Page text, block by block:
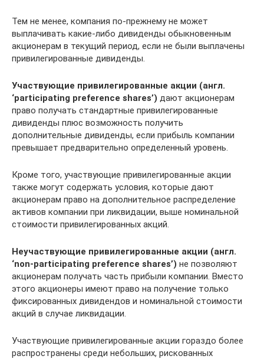
Тем не менее, компания по-прежнему не может
выплачивать какие-либо дивиденды обыкновенным
акционерам в текущий период, если не были выплачены
привилегированные дивиденды.
Участвующие привилегированные акции (англ.
‘participating preference shares’) дают акционерам
право получать стандартные привилегированные
дивиденды плюс возможность получить
дополнительные дивиденды, если прибыль компании
превышает предварительно определенный уровень.
Кроме того, участвующие привилегированные акции
также могут содержать условия, которые дают
акционерам право на дополнительное распределение
активов компании при ликвидации, выше номинальной
стоимости привилегированных акций.
Неучаствующие привилегированные акции (англ.
‘non-participating preference shares’) не позволяют
акционерам получать часть прибыли компании. Вместо
этого акционеры имеют право на получение только
фиксированных дивидендов и номинальной стоимости
акций в случае ликвидации.
Участвующие привилегированные акции гораздо более
распространены среди небольших, рискованных